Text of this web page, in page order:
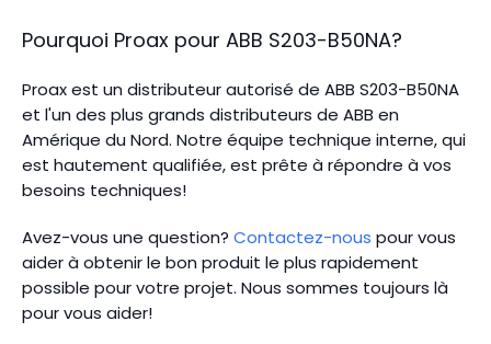
Pourquoi Proax pour ABB S203-B50NA?
Proax est un distributeur autorisé de ABB S203-B50NA
et l'un des plus grands distributeurs de ABB en
Amérique du Nord. Notre équipe technique interne, qui
est hautement qualifiée, est prête à répondre à vos
besoins techniques!
Avez-vous une question? Contactez-nous pour vous
aider à obtenir le bon produit le plus rapidement
possible pour votre projet. Nous sommes toujours là
pour vous aider!